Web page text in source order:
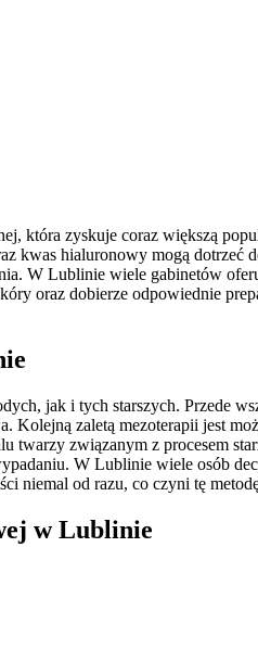
która zyskuje coraz większą
kwas hialuronowy mogą dotrzeć
W Lublinie wiele gabinetów
oraz dobierze odpowiednie
jak i tych starszych. Przede
Kolejną zaletą mezoterapii jest
twarzy związanym z procesem
W Lublinie wiele osób
niemal od razu, co czyni tę
w Lublinie